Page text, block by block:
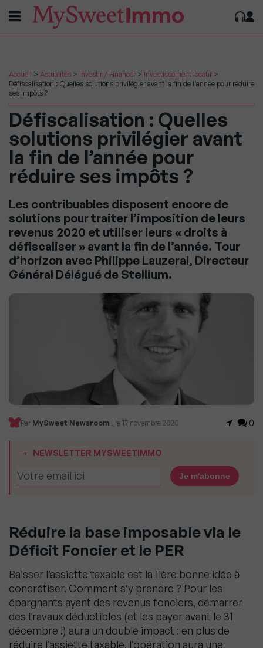
Accueil > Actualités > Investir / Financer > Investissement locatif >
Défiscalisation : Quelles solutions privilégier avant la fin de l’année pour réduire
ses impôts ?
Défiscalisation : Quelles
solutions privilégier avant
la fin de l’année pour
réduire ses impôts ?
Les contribuables disposent encore de
solutions pour traiter l’imposition de leurs
revenus 2020 et utiliser leurs « droits à
défiscaliser » avant la fin de l’année. Tour
d’horizon avec Philippe Lauzeral, Directeur
Général Délégué de Stellium.
Par MySweet Newsroom , le 17 novembre 2020 0
NEWSLETTER MYSWEETIMMO
Réduire la base imposable via le
Déficit Foncier et le PER
Baisser l’assiette taxable est la 1ière bonne idée à
concrétiser. Comment s’y prendre ? Pour les
épargnants ayant des revenus fonciers, démarrer
des travaux déductibles (et les payer avant le 31
décembre !) aura un double impact : en plus de
réduire l’assiette taxable, l’opération aura une